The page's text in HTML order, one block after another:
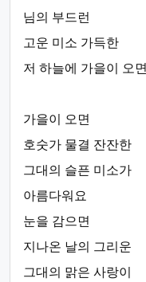
님의 부드런
고운 미소 가득한
저 하늘에 가을이 오면
가을이 오면
호숫가 물결 잔잔한
그대의 슬픈 미소가
아름다워요
눈을 감으면
지나온 날의 그리운
그대의 맑은 사랑이